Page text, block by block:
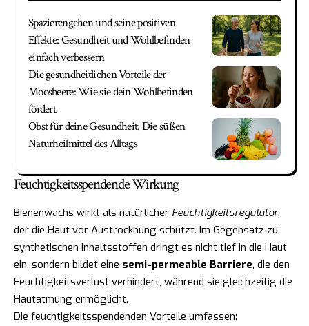
Spazierengehen und seine positiven
Effekte: Gesundheit und Wohlbefinden
einfach verbessern
Die gesundheitlichen Vorteile der
Moosbeere: Wie sie dein Wohlbefinden
fördert
Obst für deine Gesundheit: Die süßen
Naturheilmittel des Alltags
Feuchtigkeitsspendende Wirkung
Bienenwachs wirkt als natürlicher Feuchtigkeitsregulator,
der die Haut vor Austrocknung schützt. Im Gegensatz zu
synthetischen Inhaltsstoffen dringt es nicht tief in die Haut
ein, sondern bildet eine semi-permeable Barriere, die den
Feuchtigkeitsverlust verhindert, während sie gleichzeitig die
Hautatmung ermöglicht.
Die feuchtigkeitsspendenden Vorteile umfassen: